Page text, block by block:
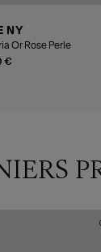
€
NY
Or Rose Perle